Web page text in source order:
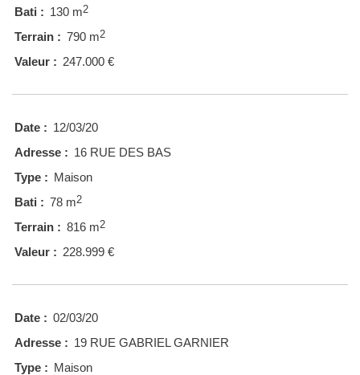
Bati : 130 m2
Terrain : 790 m2
Valeur : 247.000 €
Date : 12/03/20
Adresse : 16 RUE DES BAS
Type : Maison
Bati : 78 m2
Terrain : 816 m2
Valeur : 228.999 €
Date : 02/03/20
Adresse : 19 RUE GABRIEL GARNIER
Type : Maison